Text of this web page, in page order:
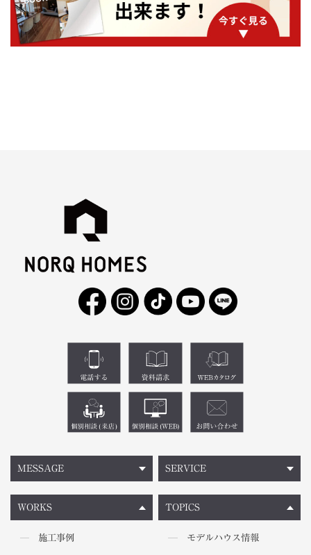
MESSAGE
WORKS
施工事例
TOPICS
モデルハウス情報
SERVICE